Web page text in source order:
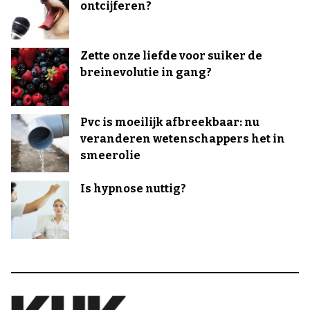
ontcijferen?
Zette onze liefde voor suiker de
breinevolutie in gang?
Pvc is moeilijk afbreekbaar: nu
veranderen wetenschappers het in
smeerolie
Is hypnose nuttig?